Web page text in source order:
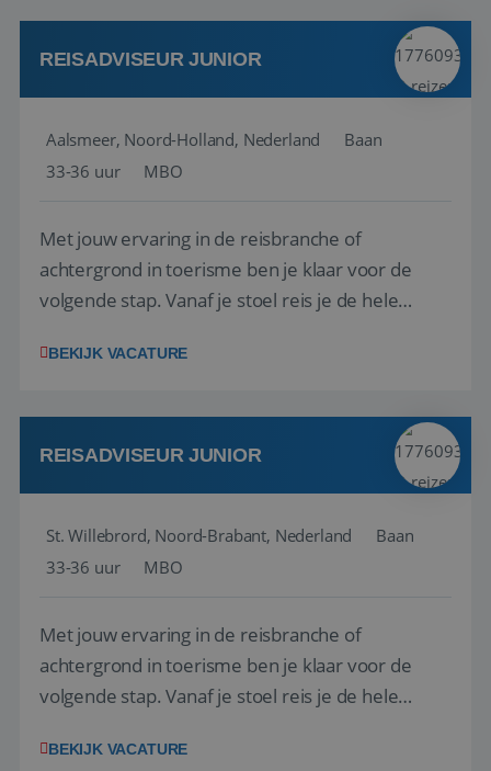
werken: of het nu gaat om vragen ...
REISADVISEUR JUNIOR
Aalsmeer, Noord-Holland, Nederland
Baan
33-36 uur
MBO
Met jouw ervaring in de reisbranche of
achtergrond in toerisme ben je klaar voor de
volgende stap. Vanaf je stoel reis je de hele
wensen van je team, je klant en wat er in de
klanten te overtuigen om die droomreis te
boeken! ...
BEKIJK VACATURE
REISADVISEUR JUNIOR
St. Willebrord, Noord-Brabant, Nederland
Baan
33-36 uur
MBO
Met jouw ervaring in de reisbranche of
achtergrond in toerisme ben je klaar voor de
volgende stap. Vanaf je stoel reis je de hele
wensen van je team, je klant en wat er in de
BEKIJK VACATURE